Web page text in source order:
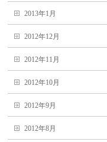
2013年1月
2012年12月
2012年11月
2012年10月
2012年9月
2012年8月